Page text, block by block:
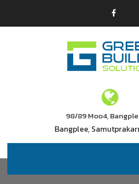
98/89 Moo4,
Bangplee,